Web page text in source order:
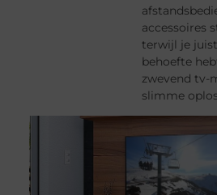
accessoires
terwijl je
behoefte
zwevend tv-
slimme